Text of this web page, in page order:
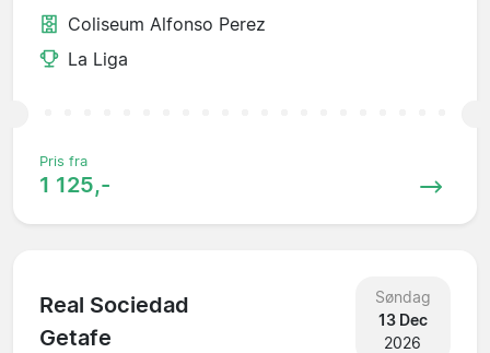
Coliseum Alfonso Perez
La Liga
Pris fra
1 125,-
Real Sociedad
Getafe
Søndag
13 Dec
2026